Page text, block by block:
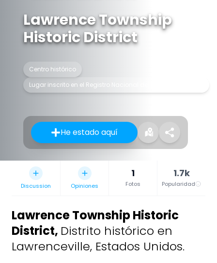
Lawrence Township
Historic District
Centro histórico
Lugar inscrito en el Registro Nacional de Lugares Históricos
He estado aquí
Discussion Opiniones
1
Fotos
1.7k
Popularidad
Lawrence Township Historic
District, Distrito histórico en
Lawrenceville, Estados Unidos.